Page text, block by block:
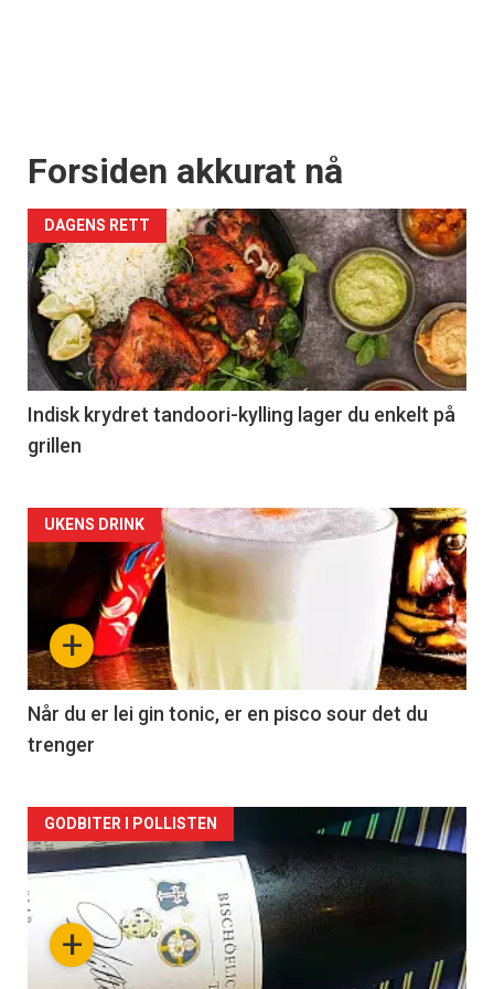
Forsiden akkurat nå
DAGENS RETT
Indisk krydret tandoori-kylling lager du enkelt på
grillen
Forsiden
akkurat
nå
-
2
+
UKENS DRINK
Når du er lei gin tonic, er en pisco sour det du
trenger
Forsiden
akkurat
nå+
GODBITER I POLLISTEN